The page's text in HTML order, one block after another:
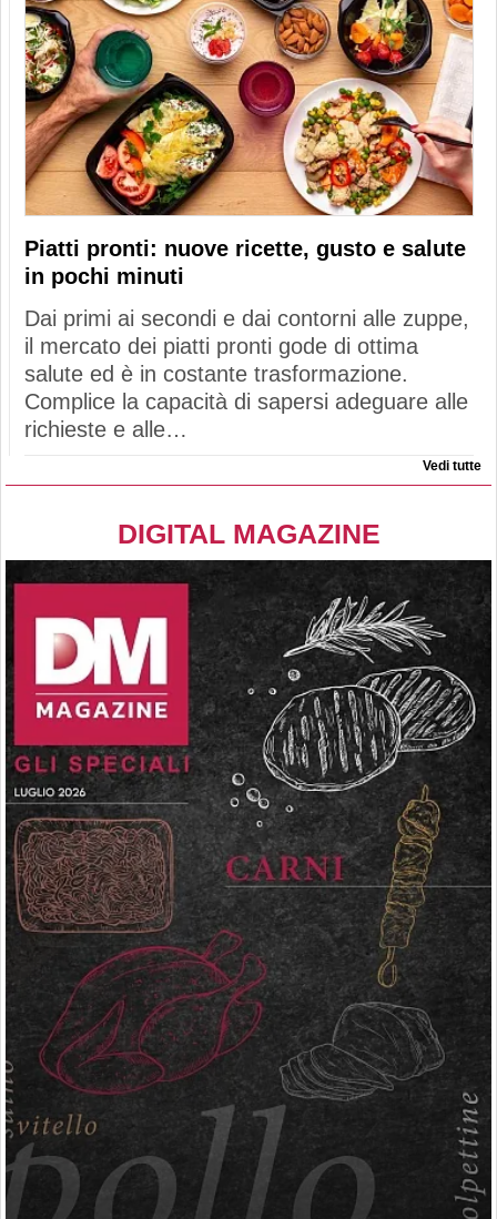
Piatti pronti: nuove ricette, gusto e salute
in pochi minuti
Dai primi ai secondi e dai contorni alle zuppe,
il mercato dei piatti pronti gode di ottima
salute ed è in costante trasformazione.
Complice la capacità di sapersi adeguare alle
richieste e alle…
Vedi tutte
DIGITAL MAGAZINE